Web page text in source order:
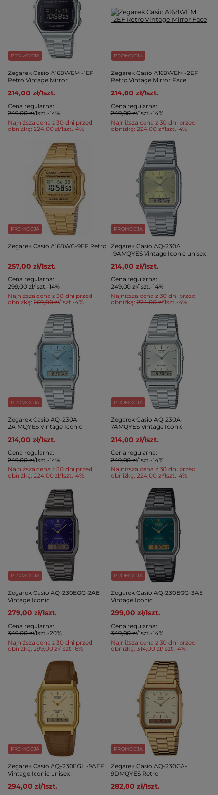
PROMOCJA
Zegarek Casio A168WEM -1EF
Retro Vintage Mirror
214,00 zł/1szt.
Najniższa cena z 30 dni przed
obniżką: 224,00 zł/1szt.-4%
Cena regularna:
249,00 zł/1szt.-14%
PROMOCJA
Zegarek Casio A168WEM -2EF
Retro Vintage Mirror Face
214,00 zł/1szt.
Najniższa cena z 30 dni przed
obniżką:224,00 zł/1szt.-4%
Cena regularna:
249,00 zł/1szt.-14%
PROMOCJA
Zegarek Casio A168WG-9EF Retro
257,00 zł/1szt.
Najniższa cena z 30 dni przed
obniżką: 269,00 zł/1szt.-4%
Cena regularna:
299,00 zł/1szt.-14%
PROMOCJA
Zegarek Casio AQ-230A
-9AMQYES Vintage Iconic unisex
214,00 zł/1szt.
Najniższa cena z 30 dni przed
obniżką:224,00 zł/1szt.-4%
Cena regularna:
249,00 zł/1szt.-14%
PROMOCJA
Zegarek Casio AQ-230A-
2A1MQYES Vintage Iconic
214,00 zł/1szt.
Najniższa cena z 30 dni przed
obniżką: 224,00 zł/1szt.-4%
Cena regularna:
249,00 zł/1szt.-14%
PROMOCJA
Zegarek Casio AQ-230A-
7AMQYES Vintage Iconic
214,00 zł/1szt.
Najniższa cena z 30 dni przed
obniżką:224,00 zł/1szt.-4%
Cena regularna:
249,00 zł/1szt.-14%
PROMOCJA
Zegarek Casio AQ-230EGG-2AE
Vintage Iconic
279,00 zł/1szt.
Najniższa cena z 30 dni przed
obniżką: 299,00 zł/1szt.-6%
Cena regularna:
349,00 zł/1szt.-20%
PROMOCJA
Zegarek Casio AQ-230EGG-3AE
Vintage Iconic
299,00 zł/1szt.
Najniższa cena z 30 dni przed
obniżką:314,00 zł/1szt.-4%
Cena regularna:
349,00 zł/1szt.-14%
PROMOCJA
Zegarek Casio AQ-230EGL -9AEF
Vintage Iconic unisex
294,00 zł/1szt.
PROMOCJA
Zegarek Casio AQ-230GA-
9DMQYES Retro
282,00 zł/1szt.